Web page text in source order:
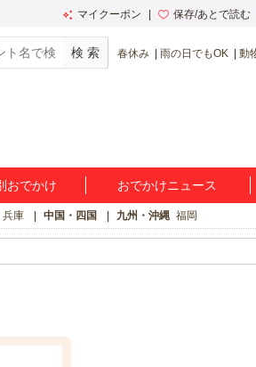
マイクーポン 保存/あとで読む
春休み 雨の日でもOK 動
おでかけ おでかけニュース
兵庫 中国・四国 九州・沖縄 福岡